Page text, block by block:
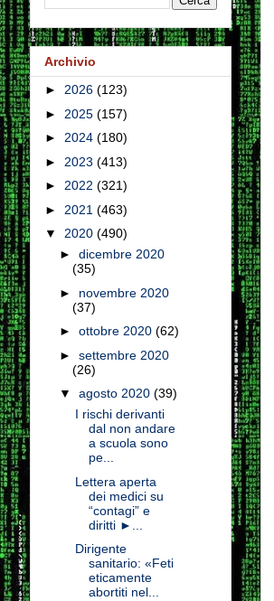
Archivio
► 2026 (123)
► 2025 (157)
► 2024 (180)
► 2023 (413)
► 2022 (321)
► 2021 (463)
▼ 2020 (490)
►dicembre 2020
(35)
► novembre 2020
(37)
►ottobre 2020(62)
►settembre 2020
(26)
▼agosto 2020(39)
I rischi derivanti
dal non andare
a scuola sono
pe...
Lettera aperta
dei medici su
“contagi” e
diritti ►...
Dirigente
sanitario: «Feti
eticamente
abortiti nel...